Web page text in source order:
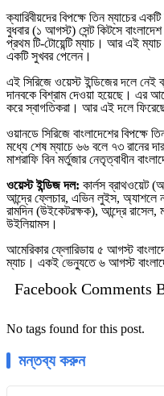
ক্যারিবীয়দের বিপক্ষে তিন ম্যাচের
বুধবার (১ আগস্ট) সেন্ট কিটসে
প্রথম টি-টোয়েন্টি ম্যাচ। আর এই
একটি সুখবর পেলেন।
এই সিরিজে ওয়েস্ট ইন্ডিজের দলে নেই
দানবকে বিশ্রাম দেওয়া হয়েছে। এর
করে স্বাগতিকরা। আর এই দলে
ওয়ানডে সিরিজে বাংলাদেশের বিপক্ষে
মধ্যে শেষ ম্যাচে ৬৬ বলে ৭৩ রানের
মাশরাফি বিন মর্তুজার নেতৃত্বাধীন
ওয়েস্ট ইন্ডিজ দল: কার্লস ব্রাথওয়েট
আন্দ্রে ফ্লেচার, এভিন লুইস, অ্যাশলে
রামদিন (উইকেটরক্ষক), আন্দ্রে
উইলিয়ামস।
আমেরিকার ফ্লোরিডায় ৫ আগস্ট
ম্যাচ। একই ভেন্যুতে ৬ আগস্ট
Facebook Comments
No tags found for this post.
মন্তব্য করুন